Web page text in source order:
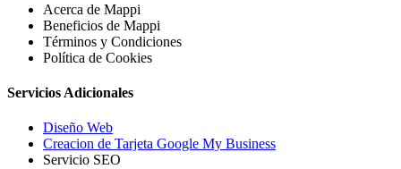
Acerca de Mappi
Beneficios de Mappi
Términos y Condiciones
Política de Cookies
Servicios Adicionales
Diseño Web
Creacion de Tarjeta Google My Business
Servicio SEO